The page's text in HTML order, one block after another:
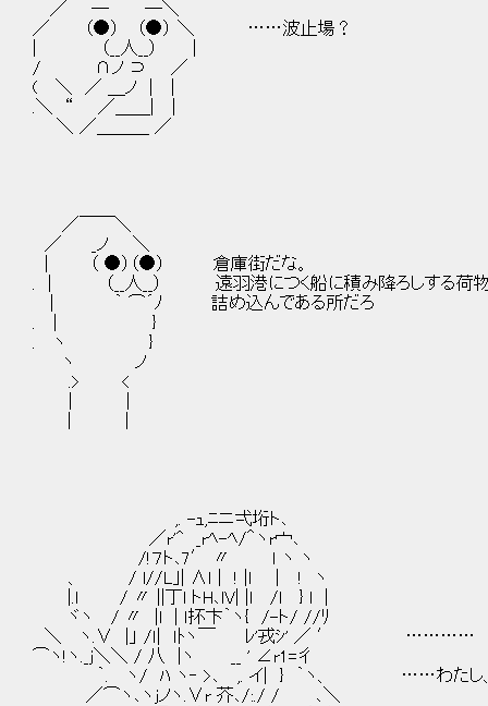
／ ─ ─＼
／ （●） （●） ＼ ……波止場？
| （__人__） |
/ ∩ノ ⊃ ／
( ＼ ／ ＿ノ | |
.＼ “ ／＿＿| |
＼ ／＿＿＿ ／
／￣￣＼
／ _ノ ＼
| （ ●）（●） 倉庫街だな。
. | （__人__） 遠羽港につく船に積み降ろしする荷
| ｀ ⌒´ﾉ 詰め込んである所だろ
. | }
. ヽ }
ヽ ノ
.> <
,. -ｭ,ﾆニ弌垳ト､
／r'^ _rﾍ-ﾍ/＾ヽr宀､
/!７ト､7′ 〃 ｌ ヽ ヽ
、 / l//L｣| ∧ｌ | ! |l ｜ ! ヽ
|.l / 〃 ||丁l トH､lV| |l /l } l |
ヾヽ / 〃 |l | ｌ抔卞｀ヽ{ /-ト/ //ﾘ
＼ ヽ.∨ |」 /ｌ| ｌﾄヽ￣ ﾚ'戎ｼ' ／ ′ …………
⌒ヽ!ヽ._j＼＼ / 八 |ヽ __ ' ∠r1=彳
｀. ヽ/ ﾊ ヽ‐ >､ ,. イ| } ｀ヽ、 ……わたし、こ
／⌒ヽ､ヽjノヽ.∨r 芥､/:./ / ､＼